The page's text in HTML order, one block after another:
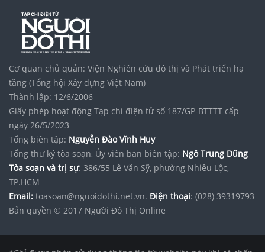
Websitehttps://bconsbienhoa.com.vn/
Emerald River Parkvị trí Lái Thiêu
thiết kế thi công phòng ngủ gò vấp
Cập nhậttiến độ dự án Serena Riverside
Hùng Hiền bán ống cao su ống nhựa
Bảng giá MT Eastmark Citymới nhất
suanhatrongoiantam chuyênSửa nhà hà nộiTiết kiệm
Máy đầm cócchính hãng
Cơ quan chủ quản: Viện Nghiên cứu đô thị và Phát triển hạ
tầng (Tổng hội Xây dựng Việt Nam)
Thành lập: 12/6/2006
Giấy phép hoạt động Tạp chí điện tử số 187/GP-BTTTT cấp
ngày 26/5/2023
Tổng biên tập: Nguyễn Đào Vĩnh Huy
Tổng thư ký tòa soạn, Ủy viên ban biên tập: Ngô Trung Dũng
Tòa soạn và trị sự: 386/55 Lê Văn Sỹ, phường Nhiêu Lộc,
TP.HCM
Email: toasoan@nguoidothi.net.vn. Điện thoại: (028) 39319793
Bản quyền © 2017 Người Đô Thị Online